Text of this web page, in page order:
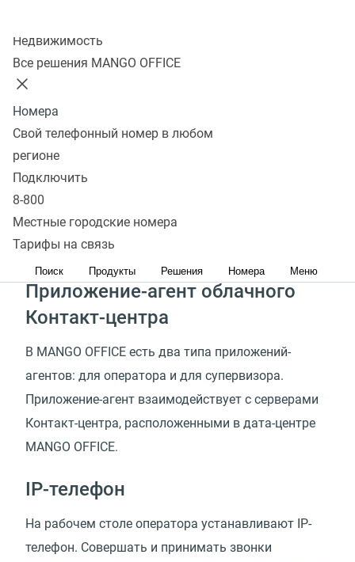
Недвижимость
Все решения MANGO OFFICE
Номера
Свой телефонный номер в любом
регионе
Подключить
8-800
Местные городские номера
Тарифы на связь
Поиск Продукты Решения Номера Меню
Из чего состоит рабочее
место оператора колл-
центра
На рабочем компьютере оператора работают
несколько приложений.
Приложение-агент облачного
Контакт-центра
В MANGO OFFICE есть два типа приложений-
агентов: для оператора и для супервизора.
Приложение-агент взаимодействует с серверами
Контакт-центра, расположенными в дата-центре
MANGO OFFICE.
IP-телефон
На рабочем столе оператора устанавливают IP-
телефон. Совершать и принимать звонки